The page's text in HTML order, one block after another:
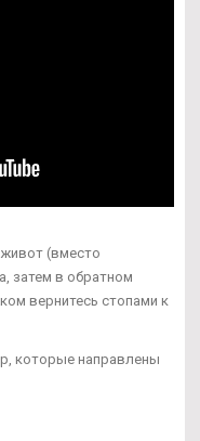
(вместо
затем в обратном
вернитесь стопами к
которые направлены